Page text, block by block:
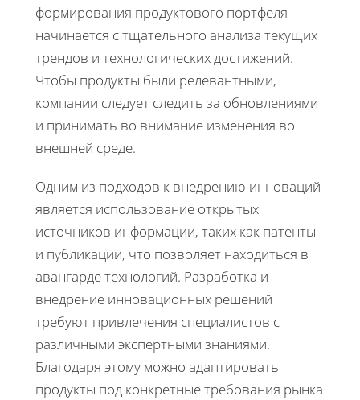
формирования продуктового портфеля
начинается с тщательного анализа текущих
трендов и технологических достижений.
Чтобы продукты были релевантными,
компании следует следить за обновлениями
и принимать во внимание изменения во
внешней среде.
Одним из подходов к внедрению инноваций
является использование открытых
источников информации, таких как патенты
и публикации, что позволяет находиться в
авангарде технологий. Разработка и
внедрение инновационных решений
требуют привлечения специалистов с
различными экспертными знаниями.
Благодаря этому можно адаптировать
продукты под конкретные требования рынка